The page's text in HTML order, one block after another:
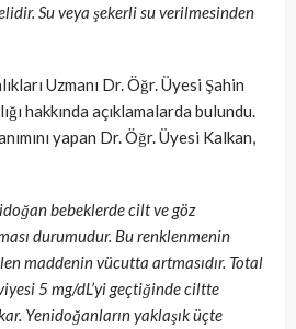
Su veya şekerli su verilmesinden
Uzmanı Dr. Öğr. Üyesi Şahin
hakkında açıklamalarda bulundu.
yapan Dr. Öğr. Üyesi Kalkan,
bebeklerde cilt ve göz
durumudur. Bu renklenmenin
maddenin vücutta artmasıdır. Total
5 mg/dL’yi geçtiğinde ciltte
Yenidoğanların yaklaşık üçte